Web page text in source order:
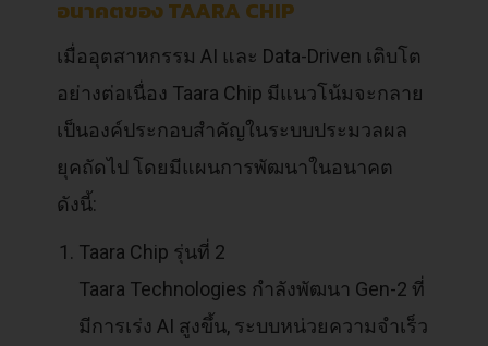
อนาคตของ TAARA CHIP
เมื่ออุตสาหกรรม AI และ Data-Driven เติบโต
อย่างต่อเนื่อง Taara Chip มีแนวโน้มจะกลาย
เป็นองค์ประกอบสำคัญในระบบประมวลผล
ยุคถัดไป โดยมีแผนการพัฒนาในอนาคต
ดังนี้:
Taara Chip รุ่นที่ 2
Taara Technologies กำลังพัฒนา Gen-2 ที่
มีการเร่ง AI สูงขึ้น, ระบบหน่วยความจำเร็ว